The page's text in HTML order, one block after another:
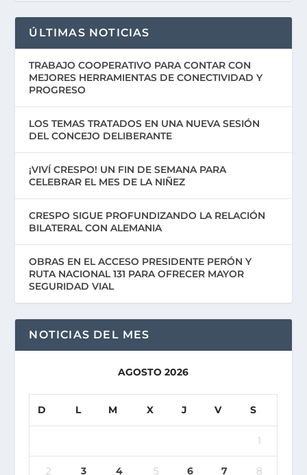
ÚLTIMAS NOTICIAS
TRABAJO COOPERATIVO PARA CONTAR CON
MEJORES HERRAMIENTAS DE CONECTIVIDAD Y
PROGRESO
LOS TEMAS TRATADOS EN UNA NUEVA SESIÓN
DEL CONCEJO DELIBERANTE
¡VIVÍ CRESPO! UN FIN DE SEMANA PARA
CELEBRAR EL MES DE LA NIÑEZ
CRESPO SIGUE PROFUNDIZANDO LA RELACIÓN
BILATERAL CON ALEMANIA
OBRAS EN EL ACCESO PRESIDENTE PERÓN Y
RUTA NACIONAL 131 PARA OFRECER MAYOR
SEGURIDAD VIAL
NOTICIAS DEL MES
AGOSTO 2026
D L M X J V S
1
2 3 4 5 6 7 8